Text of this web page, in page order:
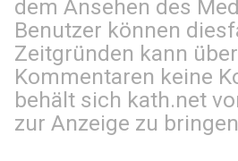
dem Ansehen des
Benutzer können
Zeitgründen kann
Kommentaren keine
behält sich kath.net
zur Anzeige zu